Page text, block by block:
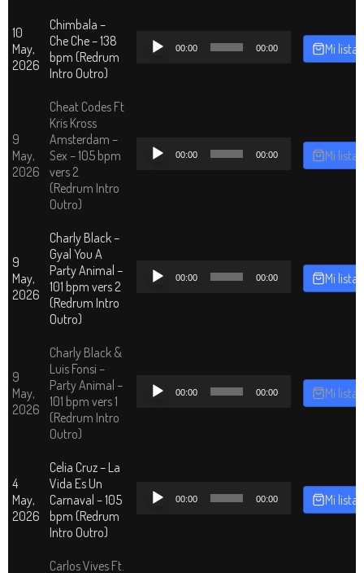
10
May,
2026
Chimbala –
Che Che – 138
bpm (Redrum
Intro Outro)
Reproductor
00:00 00:00 Mi lista
9
May,
2026
Cheat Codes Ft
Kris Kross
Amsterdam –
Sex – 105 bpm
vers 2
(Redrum Intro
Outro)
Reproductor
00:00 00:00 Mi lista
9
May,
2026
Charly Black –
Gyal You A
Party Animal –
101 bpm vers 2
(Redrum Intro
Outro)
Reproductor
00:00 00:00 Mi lista
9
May,
2026
Charly Black &
Luis Fonsi –
Party Animal –
101 bpm vers 1
(Redrum Intro
Outro)
Reproductor
00:00 00:00 Mi lista
4
May,
2026
Celia Cruz – La
Vida Es Un
Carnaval – 105
bpm (Redrum
Intro Outro)
Reproductor
00:00 00:00 Mi lista
Carlos Vives Ft.